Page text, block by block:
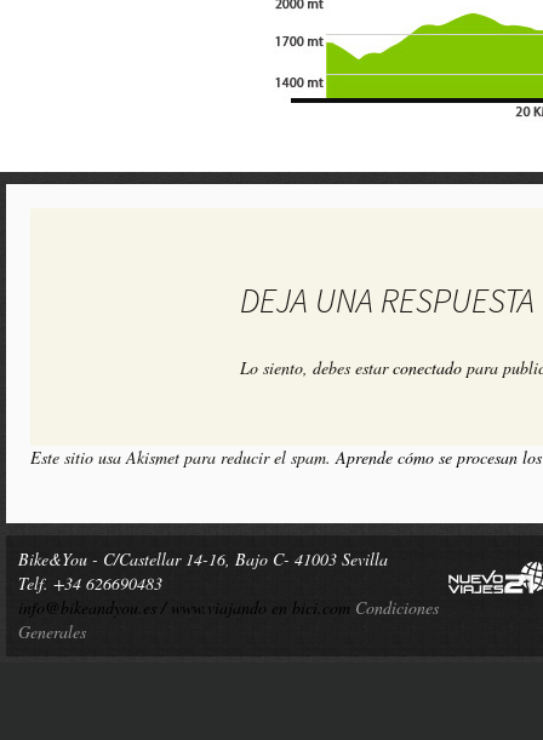
DEJA UNA RESPUESTA
Lo siento, debes estarconectado para
Este sitio usa Akismet para reducir el spam.Aprende cómo se procesan
Bike&You - C/Castellar 14-16, Bajo C- 41003 Sevilla
Telf. +34 626690483
info@bikeandyou.es / www.viajando en bici.com Condiciones
Generales